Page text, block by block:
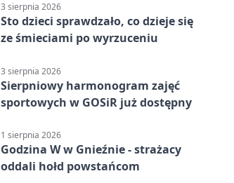
3 sierpnia 2026
Sto dzieci sprawdzało, co dzieje się
ze śmieciami po wyrzuceniu
3 sierpnia 2026
Sierpniowy harmonogram zajęć
sportowych w GOSiR już dostępny
1 sierpnia 2026
Godzina W w Gnieźnie - strażacy
oddali hołd powstańcom